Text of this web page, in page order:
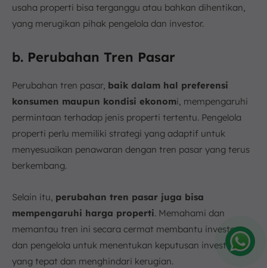
usaha properti bisa terganggu atau bahkan dihentikan,
yang merugikan pihak pengelola dan investor.
b. Perubahan Tren Pasar
Perubahan tren pasar, baik dalam hal preferensi
konsumen maupun kondisi ekonomi, mempengaruhi
permintaan terhadap jenis properti tertentu. Pengelola
properti perlu memiliki strategi yang adaptif untuk
menyesuaikan penawaran dengan tren pasar yang terus
berkembang.
Selain itu, perubahan tren pasar juga bisa
mempengaruhi harga properti. Memahami dan
memantau tren ini secara cermat membantu investor
dan pengelola untuk menentukan keputusan investasi
yang tepat dan menghindari kerugian.